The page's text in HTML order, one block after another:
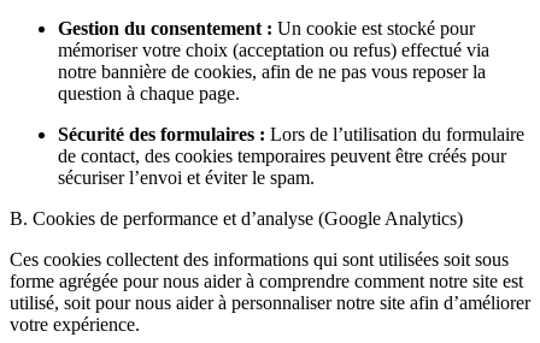
Gestion du consentement : Un cookie est stocké pour
mémoriser votre choix (acceptation ou refus) effectué via
notre bannière de cookies, afin de ne pas vous reposer la
question à chaque page.
Sécurité des formulaires : Lors de l’utilisation du formulaire
de contact, des cookies temporaires peuvent être créés pour
sécuriser l’envoi et éviter le spam.
B. Cookies de performance et d’analyse (Google Analytics)
Ces cookies collectent des informations qui sont utilisées soit sous
forme agrégée pour nous aider à comprendre comment notre site est
utilisé, soit pour nous aider à personnaliser notre site afin d’améliorer
votre expérience.